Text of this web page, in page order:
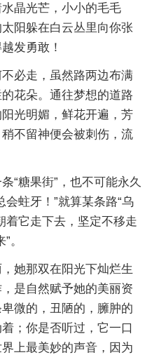
晶光芒，小小的毛毛
阳躲在白云丛里向你张
发勇敢！
必走，虽然路两边布满
花朵。通往梦想的道路
光明媚，鲜花开遍，芳
不留神便会被刺伤，流
“糖果街”，也不可能永久
蛀牙！”就算某条路“乌
着它走下去，坚定不移走
。
她那双在阳光下灿烂生
是自然赋予她的美丽资
微的，丑陋的，臃肿的
；你是否听过，它一口
上最美妙的声音，因为